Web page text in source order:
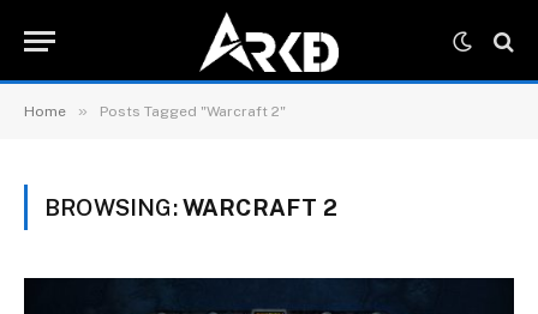
Home » Posts Tagged "Warcraft 2"
BROWSING:WARCRAFT 2